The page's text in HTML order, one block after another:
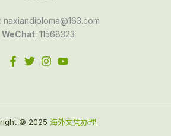
naxiandiploma@163.com
WeChat: 11568323
© 2025 海外文凭办理